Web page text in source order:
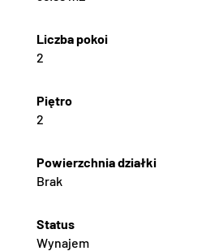
2
2
Brak
Wynajem